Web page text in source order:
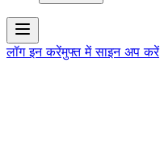
लॉग इन करेंमुफ्त में साइन अप करें